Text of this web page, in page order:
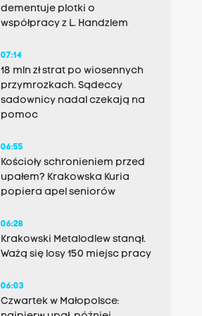
dementuje plotki o
współpracy z L. Handzlem
07:14
18 mln zł strat po wiosennych
przymrozkach. Sądeccy
sadownicy nadal czekają na
pomoc
06:55
Kościoły schronieniem przed
upałem? Krakowska Kuria
popiera apel seniorów
06:28
Krakowski Metalodlew stanął.
Ważą się losy 150 miejsc pracy
06:03
Czwartek w Małopolsce: